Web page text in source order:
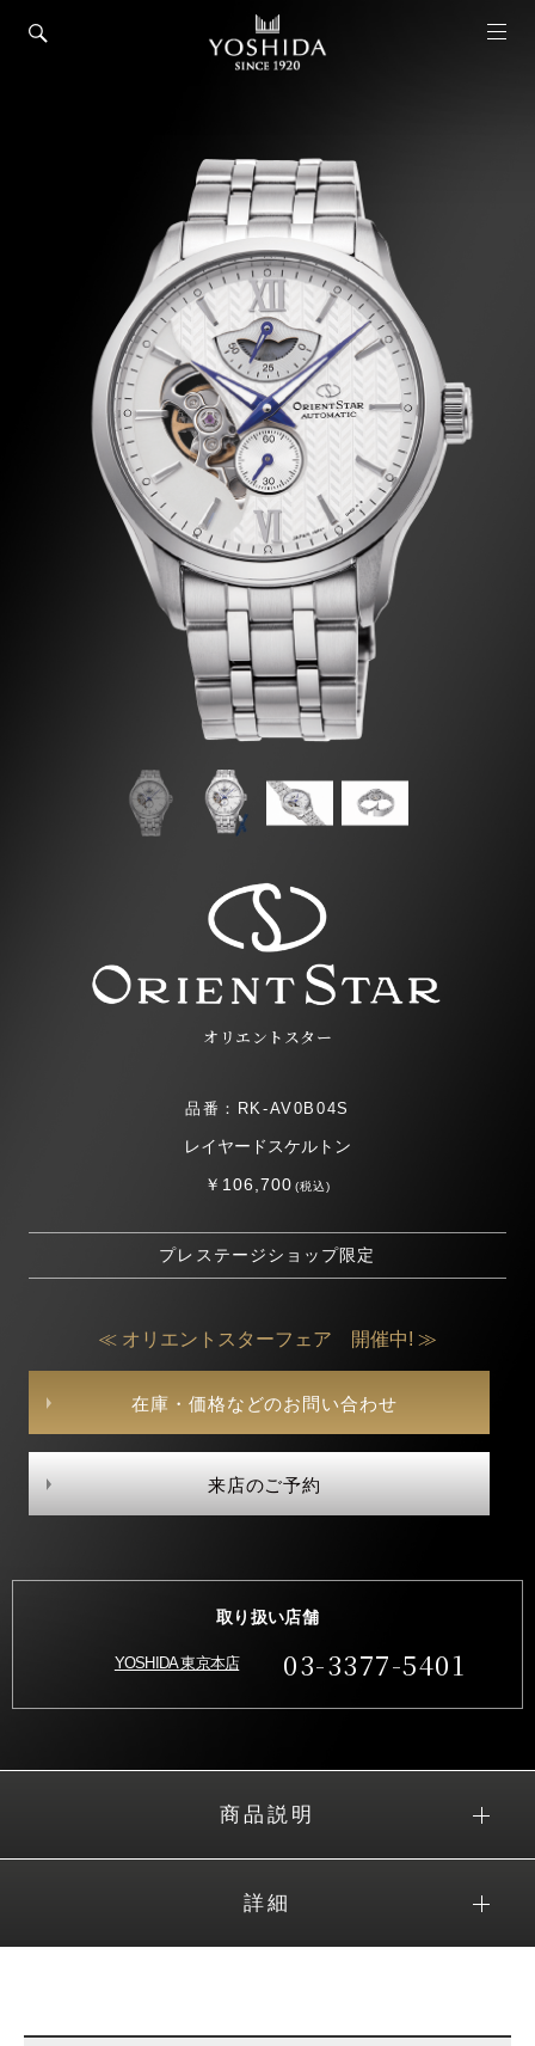
オリエントスター
品番：RK-AV0B04S
レイヤードスケルトン
￥106,700(税込)
プレステージショップ限定
≪ オリエントスターフェア 開催中! ≫
在庫・価格などのお問い合わせ
来店のご予約
取り扱い店舗
YOSHIDA 東京本店 03-3377-5401
商品説明
詳細